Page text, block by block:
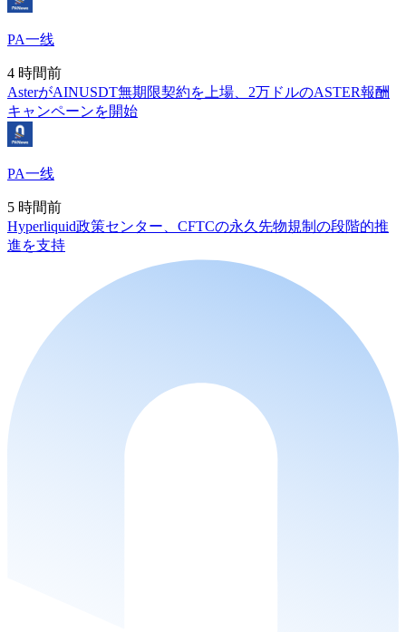
PA一线
4 時間前
AsterがAINUSDT無期限契約を上場、2万ドルのASTER報酬
キャンペーンを開始
PA一线
5 時間前
Hyperliquid政策センター、CFTCの永久先物規制の段階的推
進を支持